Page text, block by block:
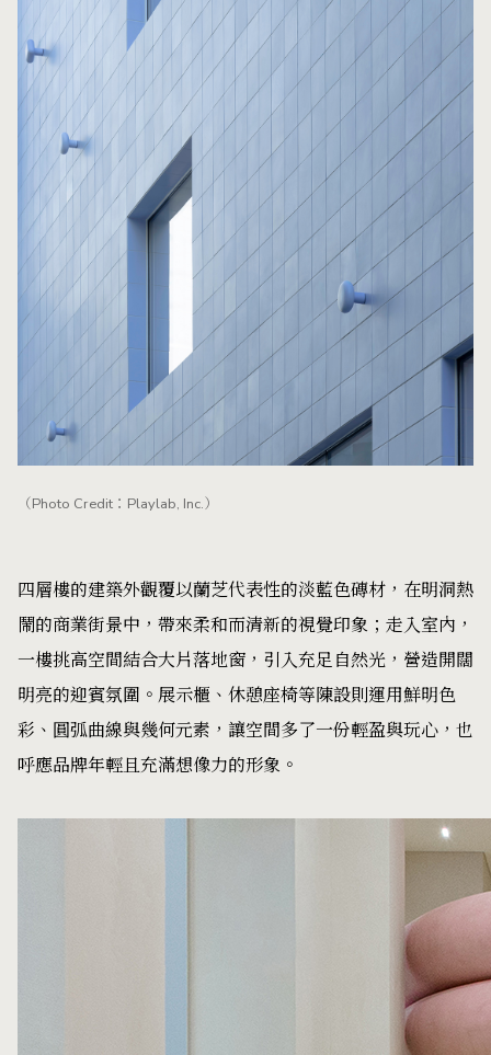
（Photo Credit：Playlab, Inc.）
四層樓的建築外觀覆以蘭芝代表性的淡藍色磚材，在明洞熱
鬧的商業街景中，帶來柔和而清新的視覺印象；走入室內，
一樓挑高空間結合大片落地窗，引入充足自然光，營造開闊
明亮的迎賓氛圍。展示櫃、休憩座椅等陳設則運用鮮明色
彩、圓弧曲線與幾何元素，讓空間多了一份輕盈與玩心，也
呼應品牌年輕且充滿想像力的形象。